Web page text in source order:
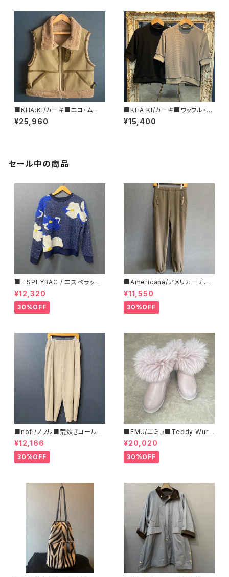
■KHA:KI/カーキ■エコ・ムート
ンB3ベスト■MIL24FJK3227
■ベージュ＆ブラック
¥25,960
■KHA:KI/カーキ■ワッフル・シ
ョートスリーブ・トップス■MIL2
4HCS3386
¥15,400
セール中の商品
■ ESPEYRAC / エスぺラック
■ フラワーモチーフニット■YE
LLOW & NAVY■ 超カワイイ！
¥12,320
30%OFF
■Americana/アメリカーナ■
マイクロフリース・イージーパン
ツ■
¥11,550
30%OFF
■nofl/ノフル■荒炊きコール天
テーパードパンツ■ゆるっとバ
ルーンシルエット
¥12,166
30%OFF
■EMU/エミュ■Teddy Wurr
en■撥水サイドジッパーブーツ
¥20,020
30%OFF